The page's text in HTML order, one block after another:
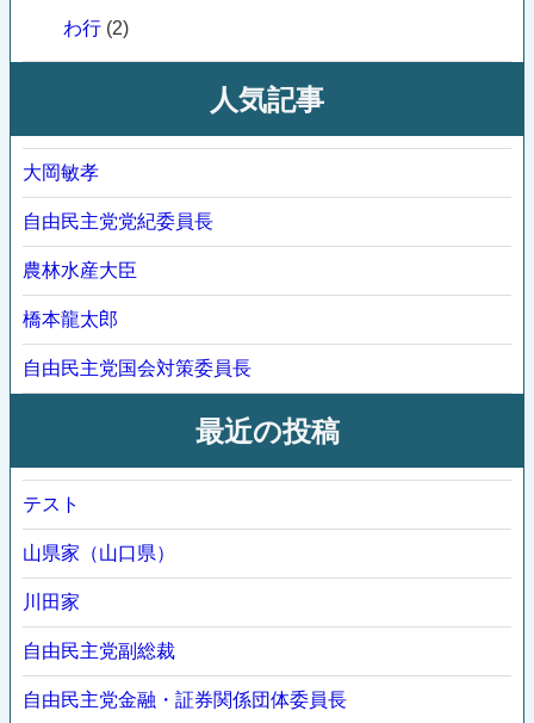
わ行 (2)
人気記事
大岡敏孝
自由民主党党紀委員長
農林水産大臣
橋本龍太郎
自由民主党国会対策委員長
最近の投稿
テスト
山県家（山口県）
川田家
自由民主党副総裁
自由民主党金融・証券関係団体委員長